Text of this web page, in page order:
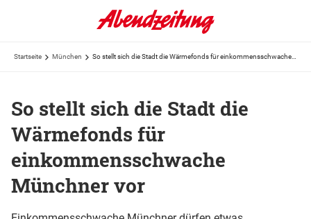
Startseite München
So stellt sich die Stadt die
Wärmefonds für
einkommensschwache
Münchner vor